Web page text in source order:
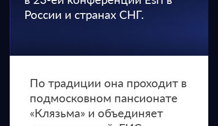
России и странах СНГ.
По традиции она проходит в
подмосковном пансионате
«Клязьма» и объединяет